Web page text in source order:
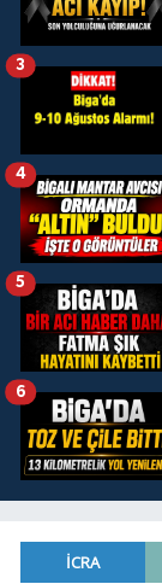
3
4
5
6